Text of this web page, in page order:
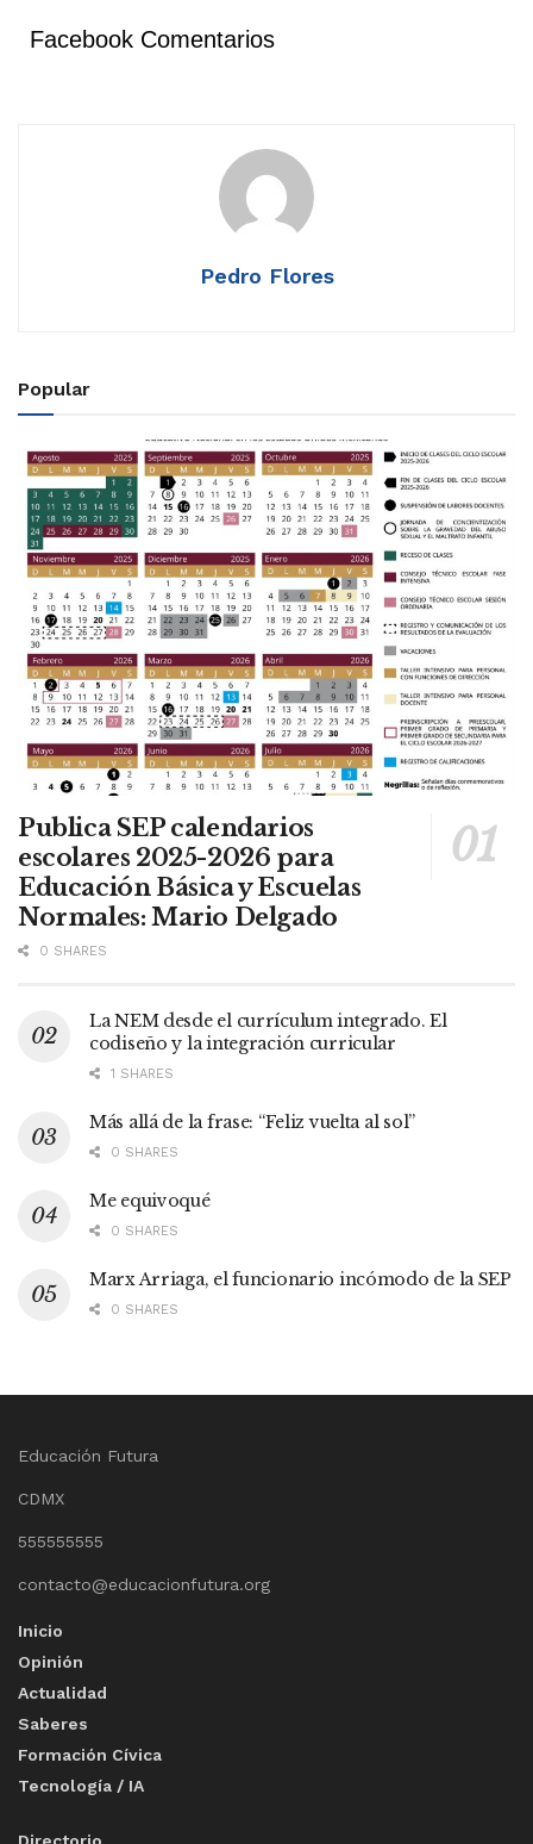
Facebook Comentarios
Pedro Flores
Popular
Publica SEP calendarios
escolares 2025-2026 para
Educación Básica y Escuelas
Normales: Mario Delgado
0 SHARES
La NEM desde el currículum integrado. El
codiseño y la integración curricular
1 SHARES
Más allá de la frase: “Feliz vuelta al sol”
0 SHARES
Me equivoqué
0 SHARES
Marx Arriaga, el funcionario incómodo de la SEP
0 SHARES
Educación Futura
CDMX
555555555
contacto@educacionfutura.org
Inicio
Opinión
Actualidad
Saberes
Formación Cívica
Tecnología / IA